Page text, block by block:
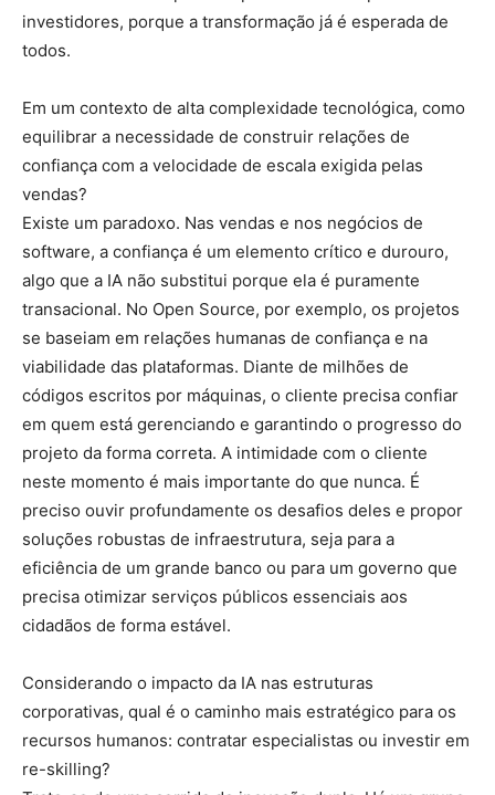
investidores, porque a transformação já é esperada de
todos.
Em um contexto de alta complexidade tecnológica, como
equilibrar a necessidade de construir relações de
confiança com a velocidade de escala exigida pelas
vendas?
Existe um paradoxo. Nas vendas e nos negócios de
software, a confiança é um elemento crítico e durouro,
algo que a IA não substitui porque ela é puramente
transacional. No Open Source, por exemplo, os projetos
se baseiam em relações humanas de confiança e na
viabilidade das plataformas. Diante de milhões de
códigos escritos por máquinas, o cliente precisa confiar
em quem está gerenciando e garantindo o progresso do
projeto da forma correta. A intimidade com o cliente
neste momento é mais importante do que nunca. É
preciso ouvir profundamente os desafios deles e propor
soluções robustas de infraestrutura, seja para a
eficiência de um grande banco ou para um governo que
precisa otimizar serviços públicos essenciais aos
cidadãos de forma estável.
Considerando o impacto da IA nas estruturas
corporativas, qual é o caminho mais estratégico para os
recursos humanos: contratar especialistas ou investir em
re-skilling?